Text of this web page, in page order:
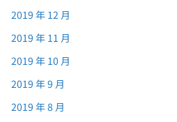
2019 年 12 月
2019 年 11 月
2019 年 10 月
2019 年 9 月
2019 年 8 月